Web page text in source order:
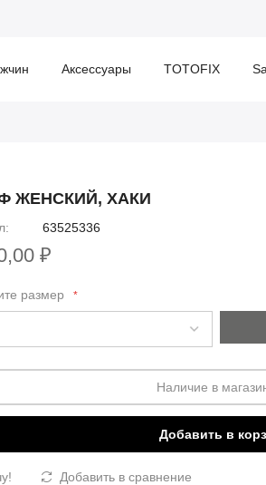
Аксессуары TOTOFIX
ЖЕНСКИЙ, ХАКИ
63525336
₽
размер
Наличие в
Добавить в
Добавить в сравнение